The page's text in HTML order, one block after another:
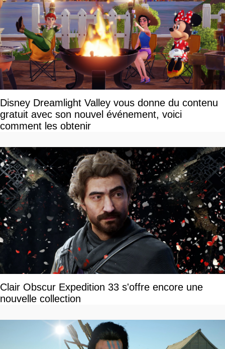
Disney Dreamlight Valley vous donne du contenu
gratuit avec son nouvel événement, voici
comment les obtenir
Clair Obscur Expedition 33 s'offre encore une
nouvelle collection